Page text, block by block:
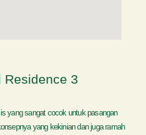
Residence 3
yang sangat cocok untuk pasangan
yang kekinian dan juga ramah